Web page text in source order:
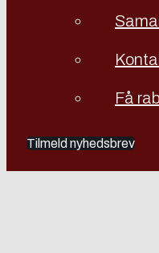
Få
Tilmeld nyhedsbrev